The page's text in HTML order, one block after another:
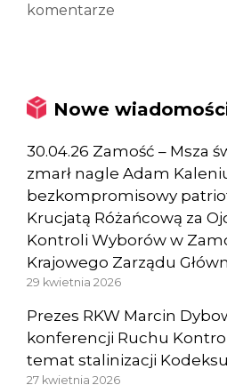
komentarze
Nowe
30.04.26 Zamość – Msza
zmarł nagle Adam
bezkompromisowy
Krucjatą Różańcową za
Kontroli Wyborów w
Krajowego Zarządu
29 kwietnia 2026
Prezes RKW Marcin
konferencji Ruchu
temat stalinizacji
27 kwietnia 2026